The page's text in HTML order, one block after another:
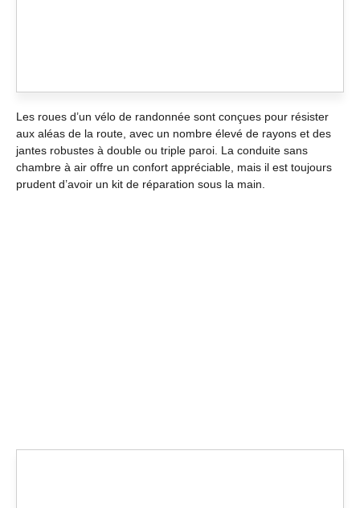
Les roues d’un vélo de randonnée sont conçues pour résister
aux aléas de la route, avec un nombre élevé de rayons et des
jantes robustes à double ou triple paroi. La conduite sans
chambre à air offre un confort appréciable, mais il est toujours
prudent d’avoir un kit de réparation sous la main.